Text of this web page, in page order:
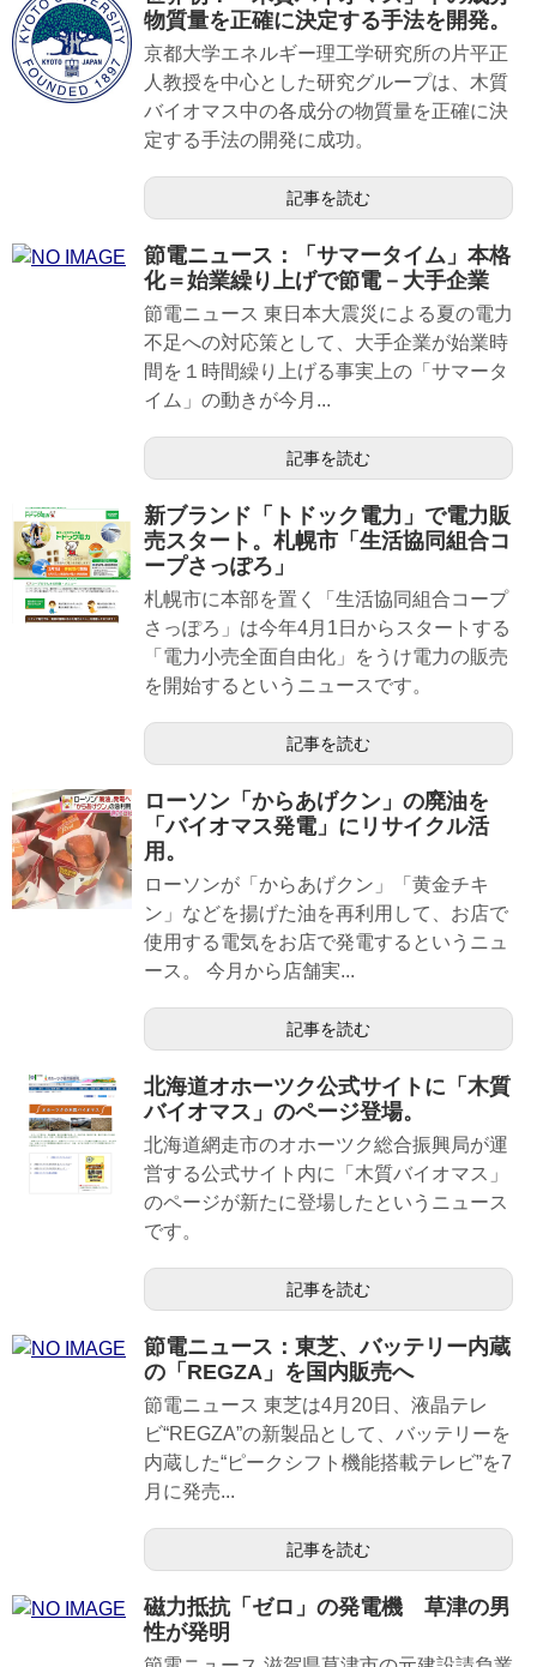
物質量を正確に決定する手法を開発。
京都大学エネルギー理工学研究所の片平正
人教授を中心とした研究グループは、木質
バイオマス中の各成分の物質量を正確に決
定する手法の開発に成功。
記事を読む
節電ニュース：「サマータイム」本格
化＝始業繰り上げで節電－大手企業
節電ニュース 東日本大震災による夏の電力
不足への対応策として、大手企業が始業時
間を１時間繰り上げる事実上の「サマータ
イム」の動きが今月...
記事を読む
新ブランド「トドック電力」で電力販
売スタート。札幌市「生活協同組合コ
ープさっぽろ」
札幌市に本部を置く「生活協同組合コープ
さっぽろ」は今年4月1日からスタートする
「電力小売全面自由化」をうけ電力の販売
を開始するというニュースです。
記事を読む
ローソン「からあげクン」の廃油を
「バイオマス発電」にリサイクル活
用。
ローソンが「からあげクン」「黄金チキ
ン」などを揚げた油を再利用して、お店で
使用する電気をお店で発電するというニュ
ース。 今月から店舗実...
記事を読む
北海道オホーツク公式サイトに「木質
バイオマス」のページ登場。
北海道網走市のオホーツク総合振興局が運
営する公式サイト内に「木質バイオマス」
のページが新たに登場したというニュース
です。
記事を読む
節電ニュース：東芝、バッテリー内蔵
の「REGZA」を国内販売へ
節電ニュース 東芝は4月20日、液晶テレ
ビ“REGZA”の新製品として、バッテリーを
内蔵した“ピークシフト機能搭載テレビ”を7
月に発売...
記事を読む
磁力抵抗「ゼロ」の発電機 草津の男
性が発明